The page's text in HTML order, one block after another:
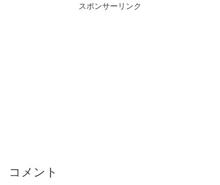
スポンサーリンク
コメント